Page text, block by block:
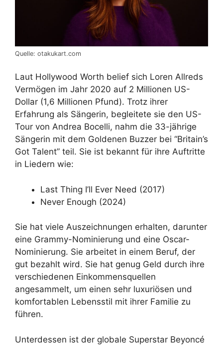
Quelle: otakukart.com
Laut Hollywood Worth belief sich Loren Allreds
Vermögen im Jahr 2020 auf 2 Millionen US-
Dollar (1,6 Millionen Pfund). Trotz ihrer
Erfahrung als Sängerin, begleitete sie den US-
Tour von Andrea Bocelli, nahm die 33-jährige
Sängerin mit dem Goldenen Buzzer bei “Britain’s
Got Talent” teil. Sie ist bekannt für ihre Auftritte
in Liedern wie:
Last Thing I’ll Ever Need (2017)
Never Enough (2024)
Sie hat viele Auszeichnungen erhalten, darunter
eine Grammy-Nominierung und eine Oscar-
Nominierung. Sie arbeitet in einem Beruf, der
gut bezahlt wird. Sie hat genug Geld durch ihre
verschiedenen Einkommensquellen
angesammelt, um einen sehr luxuriösen und
komfortablen Lebensstil mit ihrer Familie zu
führen.
Unterdessen ist der globale Superstar Beyoncé